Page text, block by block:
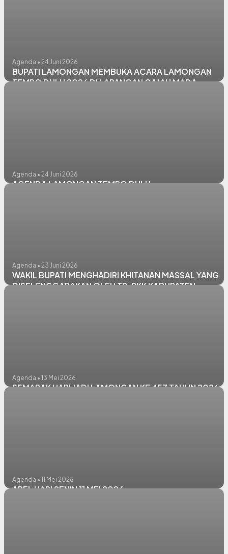
Agenda • 24 Juni 2026
BUPATI LAMONGAN MEMBUKA ACARA LAMONGAN
TEMPO DULU 2026 DI LAPANGAN GAJAH MADA
Agenda • 24 Juni 2026
AGENDA LAMONGAN TEMPO DULU
Agenda • 23 Juni 2026
WAKIL BUPATI MENGHADIRI KHITANAN MASSAL YANG
DISELENGGARAKAN OLEH TP. PKK KABUPATEN
Agenda • 13 Mei 2026
SEMARAK HARI JADI LAMONGAN KE 457 TAHUN 2026
Agenda • 11 Mei 2026
APEL HARI SENIN 11 MEI 2026